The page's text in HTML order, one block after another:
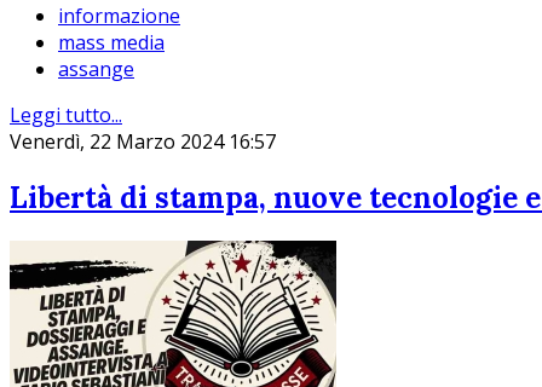
informazione
mass media
assange
Leggi tutto...
Venerdì, 22 Marzo 2024 16:57
Libertà di stampa, nuove tecnologie